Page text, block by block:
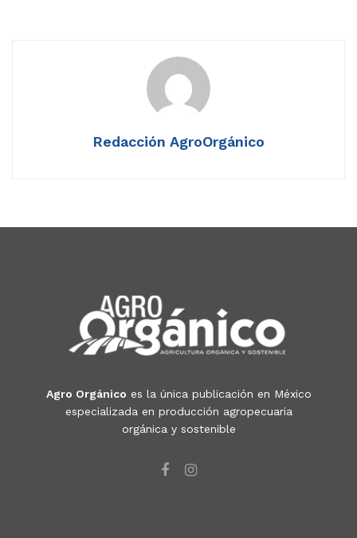
Redacción AgroOrgánico
Agro Orgánico es la única publicación en México
especializada en producción agropecuaria
orgánica y sostenible